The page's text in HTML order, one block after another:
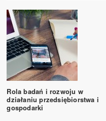
Rola badań i rozwoju w
działaniu przedsiębiorstwa i
gospodarki